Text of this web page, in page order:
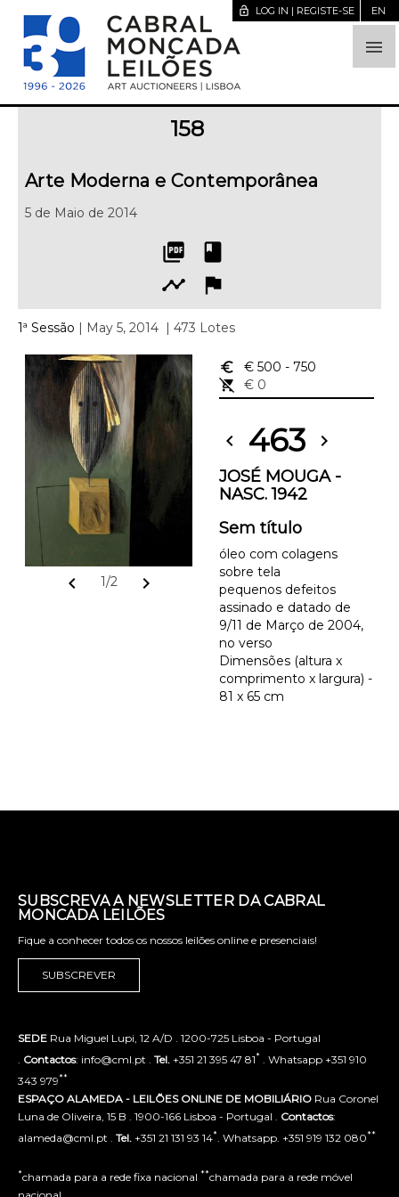

lock_open LOG IN | REGISTE-SE EN
158
Arte Moderna e Contemporânea
5 de Maio de 2014
picture_as_pdf
book
timeline
flag
1ª Sessão | May 5, 2014 | 473 Lotes
chevron_left 1/2 chevron_right
euro_symbol € 500 - 750
remove_shopping_cart
€ 0
chevron_left 463 chevron_right
JOSÉ MOUGA -
NASC. 1942
Sem título
óleo com colagens
sobre tela
pequenos defeitos
assinado e datado de
9/11 de Março de 2004,
no verso
Dimensões (altura x
comprimento x largura) -
81 x 65 cm
SUBSCREVA A NEWSLETTER DA CABRAL
MONCADA LEILÕES
Fique a conhecer todos os nossos leilões online e presenciais!
SUBSCREVER
SEDE Rua Miguel Lupi, 12 A/D . 1200-725 Lisboa - Portugal
Contactos: info@cml.pt . Tel. +351 21 395 47 81* . Whatsapp +351 910
343 979**
ESPAÇO ALAMEDA - LEILÕES ONLINE DE MOBILIÁRIO Rua Coronel
Luna de Oliveira, 15 B . 1900-166 Lisboa - Portugal . Contactos:
alameda@cml.pt . Tel. +351 21 131 93 14* . Whatsapp. +351 919 132 080**
*chamada para a rede fixa nacional **chamada para a rede móvel